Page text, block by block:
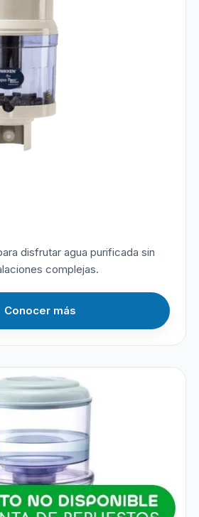
disfrutar agua purificada sin
complejas.
Conocer más